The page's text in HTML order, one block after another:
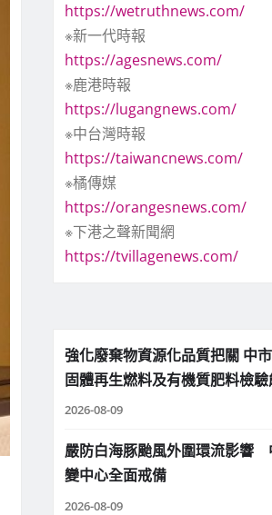
https://wetruthnews.com/
※新一代時報
https://agesnews.com/
※鹿港時報
https://lugangnews.com/
※中台灣時報
https://taiwancnews.com/
※橘傳媒
https://orangesnews.com/
※下港之聲新聞網
https://tvillagenews.com/
強化廢棄物資源化品質把關 中
固體再生燃料及有機質肥料檢
2026-08-09
嚴防白海豚颱風外圍環流影響
變中心全面戒備
2026-08-09